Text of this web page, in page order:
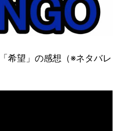
希望」の感想（※ネタバレ